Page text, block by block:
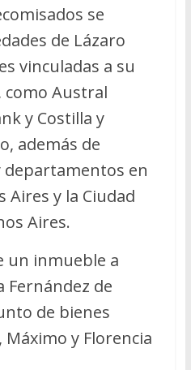
se
de Lázaro
vinculadas a su
Austral
y Costilla y
además de
en
Aires y la Ciudad
Aires.
un inmueble a
Fernández de
de bienes
Máximo y Florencia